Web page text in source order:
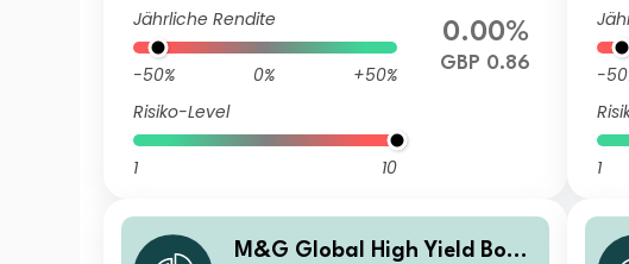
Jährliche Rendite
-50% 0%
+50%
Risiko-Level
1 10
0.00%
GBP 0.86 -
1
M&G Global High Yield Bond